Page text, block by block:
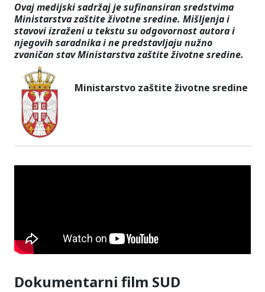
Ovaj medijski sadržaj je sufinansiran sredstvima
Ministarstva zaštite životne sredine. Mišljenja i
stavovi izraženi u tekstu su odgovornost autora i
njegovih saradnika i ne predstavljaju nužno
zvaničan stav Ministarstva zaštite životne sredine.
Ministarstvo zaštite životne sredine
Dokumentarni film SUD